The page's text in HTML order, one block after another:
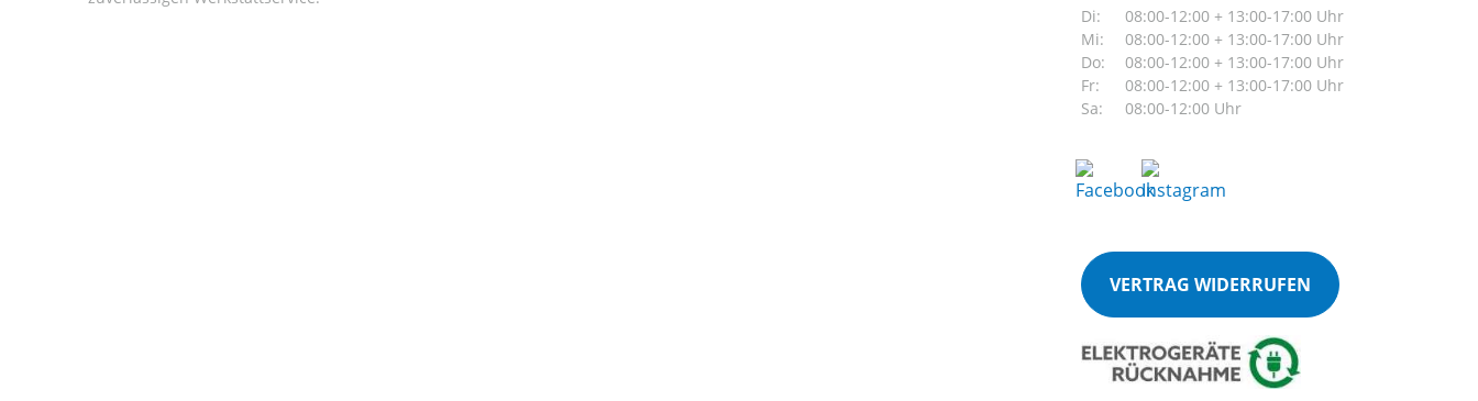
Di:
08:00-12:00 + 13:00-17:00 Uhr
Mi:
08:00-12:00 + 13:00-17:00 Uhr
Do:
08:00-12:00 + 13:00-17:00 Uhr
Fr:
08:00-12:00 + 13:00-17:00 Uhr
Sa:
08:00-12:00 Uhr
VERTRAG WIDERRUFEN